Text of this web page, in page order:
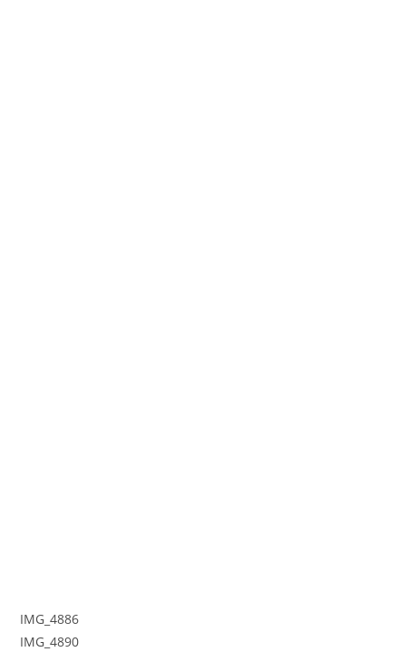
IMG_4886
IMG_4890